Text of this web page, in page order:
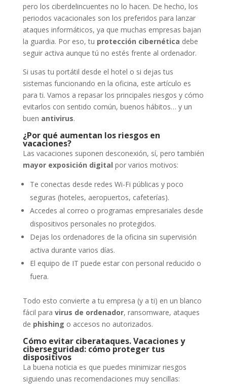
pero los ciberdelincuentes no lo hacen. De hecho, los
periodos vacacionales son los preferidos para lanzar
ataques informáticos, ya que muchas empresas bajan
la guardia. Por eso, tu protección cibernética debe
seguir activa aunque tú no estés frente al ordenador.
Si usas tu portátil desde el hotel o si dejas tus
sistemas funcionando en la oficina, este artículo es
para ti. Vamos a repasar los principales riesgos y cómo
evitarlos con sentido común, buenos hábitos… y un
buen antivirus.
¿Por qué aumentan los riesgos en
vacaciones?
Las vacaciones suponen desconexión, sí, pero también
mayor exposición digital por varios motivos:
Te conectas desde redes Wi-Fi públicas y poco
seguras (hoteles, aeropuertos, cafeterías).
Accedes al correo o programas empresariales desde
dispositivos personales no protegidos.
Dejas los ordenadores de la oficina sin supervisión
activa durante varios días.
El equipo de IT puede estar con personal reducido o
fuera.
Todo esto convierte a tu empresa (y a ti) en un blanco
fácil para virus de ordenador, ransomware, ataques
de phishing o accesos no autorizados.
Cómo evitar ciberataques. Vacaciones y
ciberseguridad: cómo proteger tus
dispositivos
La buena noticia es que puedes minimizar riesgos
siguiendo unas recomendaciones muy sencillas: